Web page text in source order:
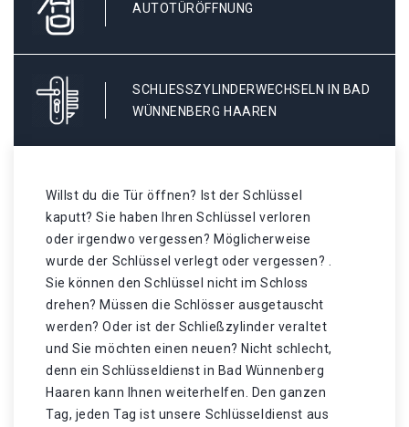
AUTOTÜRÖFFNUNG
SCHLIESSZYLINDERWECHSELN IN BAD W
ÜNNENBERG HAAREN
Willst du die Tür öffnen? Ist der Schlüssel
kaputt? Sie haben Ihren Schlüssel verloren
oder irgendwo vergessen? Möglicherweise
wurde der Schlüssel verlegt oder vergessen? .
Sie können den Schlüssel nicht im Schloss
drehen? Müssen die Schlösser ausgetauscht
werden? Oder ist der Schließzylinder veraltet
und Sie möchten einen neuen? Nicht schlecht,
denn ein Schlüsseldienst in Bad Wünnenberg
Haaren kann Ihnen weiterhelfen. Den ganzen
Tag, jeden Tag ist unsere Schlüsseldienst aus